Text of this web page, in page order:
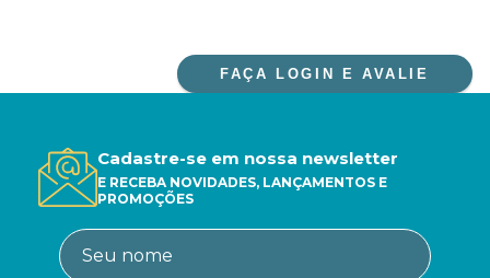
FAÇA LOGIN E AVALIE
Cadastre-se em nossa newsletter
E RECEBA NOVIDADES, LANÇAMENTOS E
PROMOÇÕES